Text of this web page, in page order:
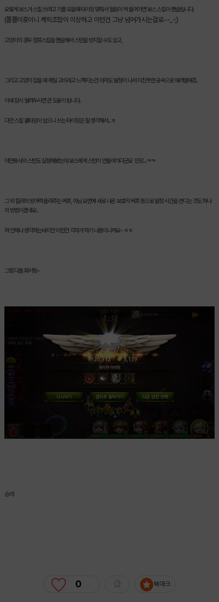
요렇게 보스가 스킬 쓰려고 기를 모을떄 타이밍 맞춰서 얼음이 딱 들어가면 보스 스킬이 캔슬됩니다.
(쫄쫄이중이니 케릭조합이 이상하고 이런건 그냥 넘어가시는걸로~-_-;)
고양이의 경우 점프스킬을 캔슬해서 스턴을 방지할 수도 있고,
그리고 고양이 잡을 떄 제일 고비라고 느껴지는건 아마도 발정이 나서 미친듯한 공속으로 때려댈때죠.
이때 잠시 얼려두시면 큰 도움이 됩니다.
다만 스킬 쿨타임이 있으니 쓰는 타이밍은 잘 생각해서...ㅎ
야만용사의 스턴도 실험해봤는데 보스에게 스턴이 안들어가더군요 민망...ㅋㅋ
그 외 힐러의 방어력 올려주는 버프, 아님 요번에 새로 나온 보호막 버프 등으로 발정 시간을 견디는 것도 하나
의 방법이겠네요..
머 언제나 생각하는바지만 이런건 각자가 하기 나름이니까요~ㅎㅎ
그럼 다들 화이팅~
승리!
0 북마크